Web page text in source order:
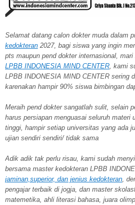
Selamat datang calon dokter muda dalam
kedokteran 2027, bagi siswa yang ingin
pts maupun pend dokter internasional,
LPBB INDONESIA MIND CENTER , kami
LPBB INDONESIA MIND CENTER sering
karenakan hampir 90% siswa bimbingan
Meraih pend dokter sangatlah sulit, selain
harus persiapan menguasai seluruh materi
tinggi, hampir setiap universitas yang ada
ujian sendiri sendiri/ tidak sama
Adik adik tak perlu risau, kami sudah
bersama master kedokteran LPBB
jaminan,superior, dan jenius kedokteran ,
pengajar terbaik di jogja, dan master
matemetika, ahli literasi bahasa, juara